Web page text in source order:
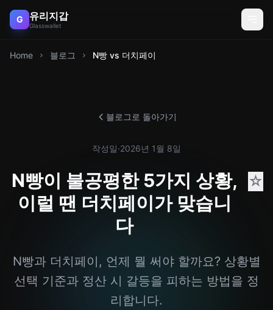
G 유리지갑
Glasswallet
Home 블로그 N빵 vs 더치페이
블로그로 돌아가기
작성일·2026년 1월 8일
N빵이 불공평한 5가지 상황,
이럴 땐 더치페이가 맞습니
다
☆
N빵과 더치페이, 언제 뭘 써야 할까요? 상황별
선택 기준과 정산 시 갈등을 피하는 방법을 정
리합니다.